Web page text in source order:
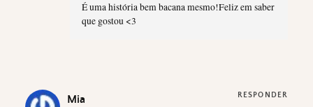
É uma história bem bacana mesmo!Feliz em saber
que gostou <3
Mia RESPONDER